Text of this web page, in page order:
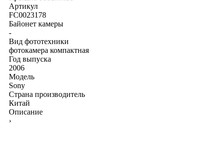
Артикул
FC0023178
Байонет камеры
-
Вид фототехники
фотокамера компактная
Год выпуска
2006
Модель
Sony
Страна производитель
Китай
Описание
›